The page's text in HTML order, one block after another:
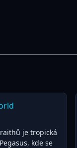
je tropická
kde se